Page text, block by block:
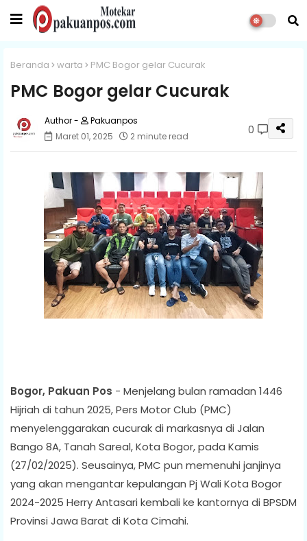
Beranda warta PMC Bogor gelar Cucurak
PMC Bogor gelar Cucurak
Pakuanpos
Maret 01, 2025
2 minute read 0
Bogor, Pakuan Pos - Menjelang bulan ramadan 1446
Hijriah di tahun 2025, Pers Motor Club (PMC)
menyelenggarakan cucurak di markasnya di Jalan
Bango 8A, Tanah Sareal, Kota Bogor, pada Kamis
(27/02/2025). Seusainya, PMC pun memenuhi janjinya
yang akan mengantar kepulangan Pj Wali Kota Bogor
2024-2025 Herry Antasari kembali ke kantornya di BPSDM
Provinsi Jawa Barat di Kota Cimahi.